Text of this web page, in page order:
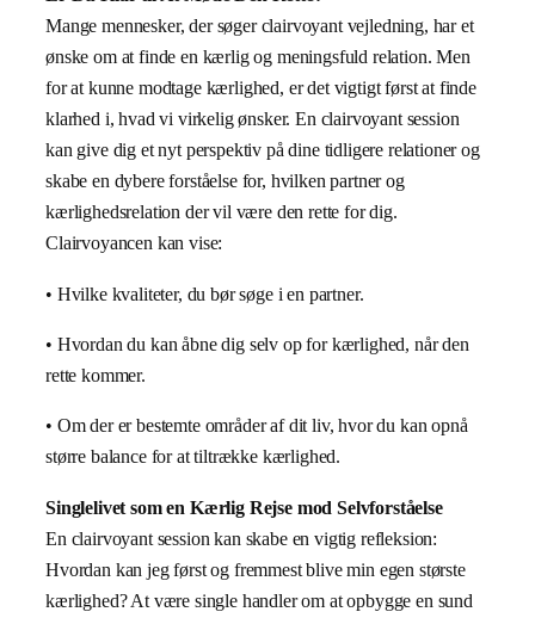
Mange mennesker, der søger clairvoyant vejledning, har et
ønske om at finde en kærlig og meningsfuld relation. Men
for at kunne modtage kærlighed, er det vigtigt først at finde
klarhed i, hvad vi virkelig ønsker. En clairvoyant session
kan give dig et nyt perspektiv på dine tidligere relationer og
skabe en dybere forståelse for, hvilken partner og
kærlighedsrelation der vil være den rette for dig.
Clairvoyancen kan vise:
• Hvilke kvaliteter, du bør søge i en partner.
• Hvordan du kan åbne dig selv op for kærlighed, når den
rette kommer.
• Om der er bestemte områder af dit liv, hvor du kan opnå
større balance for at tiltrække kærlighed.
Singlelivet som en Kærlig Rejse mod Selvforståelse
En clairvoyant session kan skabe en vigtig refleksion:
Hvordan kan jeg først og fremmest blive min egen største
kærlighed? At være single handler om at opbygge en sund